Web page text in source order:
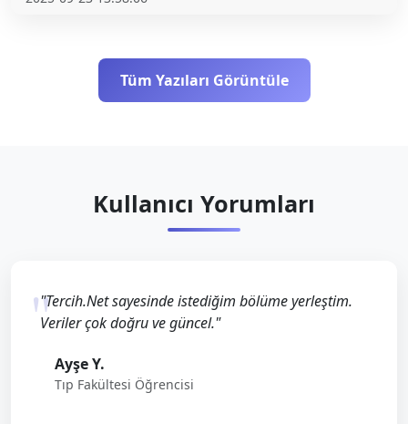
Tüm Yazıları Görüntüle
Kullanıcı Yorumları
"Tercih.Net sayesinde istediğim bölüme yerleştim.
Veriler çok doğru ve güncel."
Ayşe Y.
Tıp Fakültesi Öğrencisi